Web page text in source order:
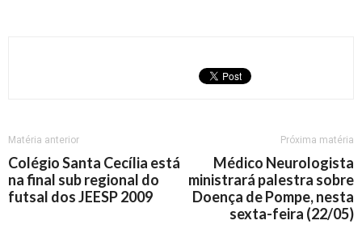
Matéria anterior
Colégio Santa Cecília está
na final sub regional do
futsal dos JEESP 2009
Próxima matéria
Médico Neurologista
ministrará palestra sobre
Doença de Pompe, nesta
sexta-feira (22/05)